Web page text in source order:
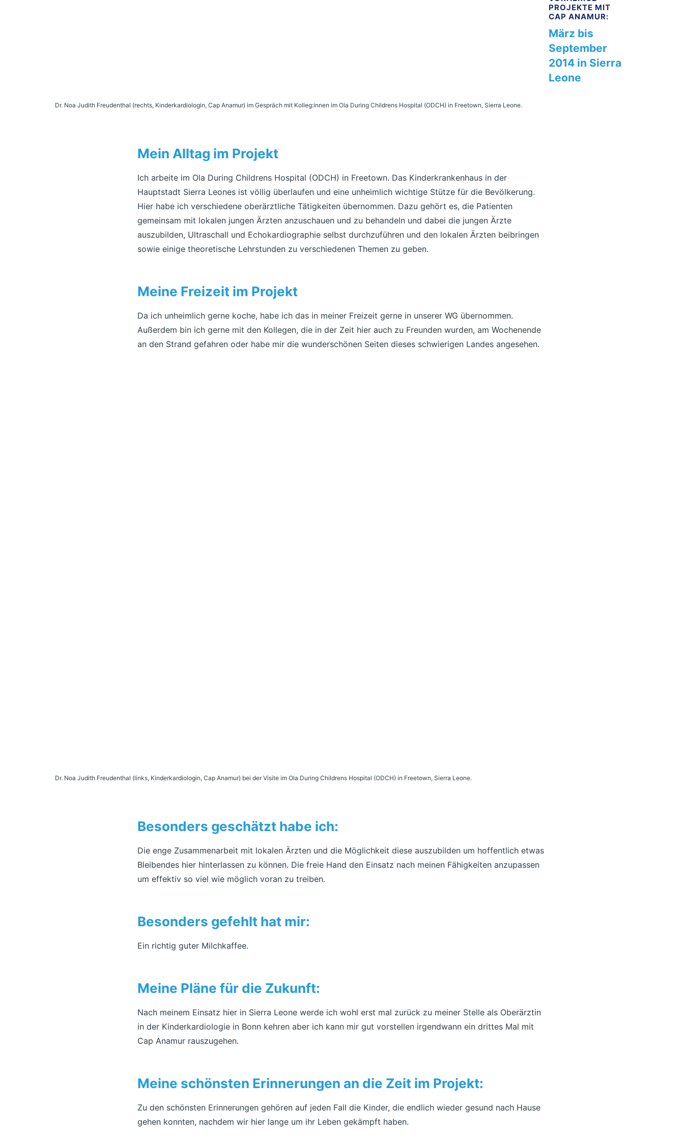
Dr. Noa Judith Freudenthal (rechts, Kinderkardiologin, Cap Anamur) im Gespräch mit Kolleg:innen im Ola During Childrens Hospital (ODCH) in Freetown, Sierra Leone.
PROJEKTE MIT
CAP ANAMUR:
März bis
September
2014 in Sierra
Leone
Mein Alltag im Projekt
Ich arbeite im Ola During Childrens Hospital (ODCH) in Freetown. Das Kinderkrankenhaus in der
Hauptstadt Sierra Leones ist völlig überlaufen und eine unheimlich wichtige Stütze für die Bevölkerung.
Hier habe ich verschiedene oberärztliche Tätigkeiten übernommen. Dazu gehört es, die Patienten
gemeinsam mit lokalen jungen Ärzten anzuschauen und zu behandeln und dabei die jungen Ärzte
auszubilden, Ultraschall und Echokardiographie selbst durchzuführen und den lokalen Ärzten beibringen
sowie einige theoretische Lehrstunden zu verschiedenen Themen zu geben.
Meine Freizeit im Projekt
Da ich unheimlich gerne koche, habe ich das in meiner Freizeit gerne in unserer WG übernommen.
Außerdem bin ich gerne mit den Kollegen, die in der Zeit hier auch zu Freunden wurden, am Wochenende
an den Strand gefahren oder habe mir die wunderschönen Seiten dieses schwierigen Landes angesehen.
Dr. Noa Judith Freudenthal (links, Kinderkardiologin, Cap Anamur) bei der Visite im Ola During Childrens Hospital (ODCH) in Freetown, Sierra Leone.
Besonders geschätzt habe ich:
Die enge Zusammenarbeit mit lokalen Ärzten und die Möglichkeit diese auszubilden um hoffentlich etwas
Bleibendes hier hinterlassen zu können. Die freie Hand den Einsatz nach meinen Fähigkeiten anzupassen
um effektiv so viel wie möglich voran zu treiben.
Besonders gefehlt hat mir:
Ein richtig guter Milchkaffee.
Meine Pläne für die Zukunft:
Nach meinem Einsatz hier in Sierra Leone werde ich wohl erst mal zurück zu meiner Stelle als Oberärztin
in der Kinderkardiologie in Bonn kehren aber ich kann mir gut vorstellen irgendwann ein drittes Mal mit
Cap Anamur rauszugehen.
Meine schönsten Erinnerungen an die Zeit im Projekt:
Zu den schönsten Erinnerungen gehören auf jeden Fall die Kinder, die endlich wieder gesund nach Hause
gehen konnten, nachdem wir hier lange um ihr Leben gekämpft haben.